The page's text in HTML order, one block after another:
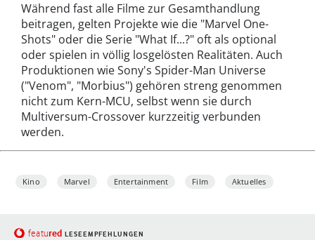
Während fast alle Filme zur Gesamthandlung
beitragen, gelten Projekte wie die "Marvel One-
Shots" oder die Serie "What If...?" oft als optional
oder spielen in völlig losgelösten Realitäten. Auch
Produktionen wie Sony's Spider-Man Universe
("Venom", "Morbius") gehören streng genommen
nicht zum Kern-MCU, selbst wenn sie durch
Multiversum-Crossover kurzzeitig verbunden
werden.
Kino Marvel Entertainment Film Aktuelles
featured LESEEMPFEHLUNGEN